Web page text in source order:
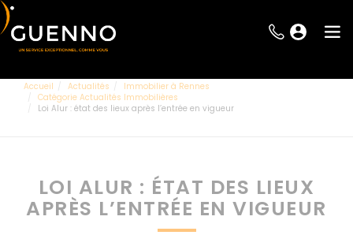
Accueil Actualités
Immobilier à Rennes
Catégorie Actualités Immobilières
Loi Alur : état des lieux après l’entrée en vigueur
LOI ALUR : ÉTAT DES LIEUX
APRÈS L’ENTRÉE EN VIGUEUR